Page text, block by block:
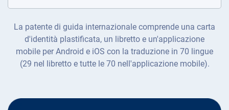
La patente di guida internazionale comprende una carta
d'identità plastificata, un libretto e un'applicazione
mobile per Android e iOS con la traduzione in 70 lingue
(29 nel libretto e tutte le 70 nell'applicazione mobile).